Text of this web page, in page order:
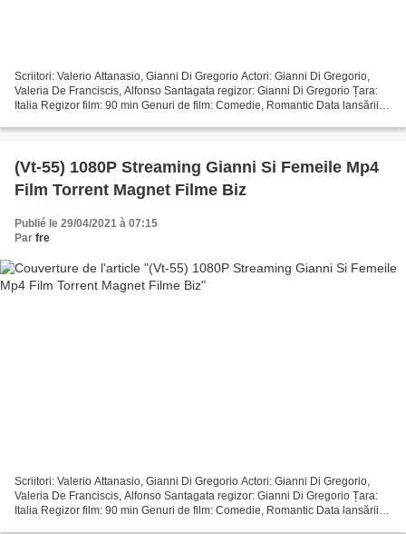
Scriitori: Valerio Attanasio, Gianni Di Gregorio Actori: Gianni Di Gregorio,
Valeria De Franciscis, Alfonso Santagata regizor: Gianni Di Gregorio Țara:
Italia Regizor film: 90 min Genuri de film: Comedie, Romantic Data lansării
(Vt-55) 1080P Streaming Gianni Si Femeile Mp4
Film Torrent Magnet Filme Biz
Publié le 29/04/2021 à 07:15
Par fre
Scriitori: Valerio Attanasio, Gianni Di Gregorio Actori: Gianni Di Gregorio,
Valeria De Franciscis, Alfonso Santagata regizor: Gianni Di Gregorio Țara:
Italia Regizor film: 90 min Genuri de film: Comedie, Romantic Data lansării